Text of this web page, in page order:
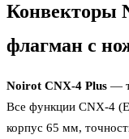
Конвекторы
флагман с
Noirot CNX-4 Plus —
Все функции CNX-4
корпус 65 мм,